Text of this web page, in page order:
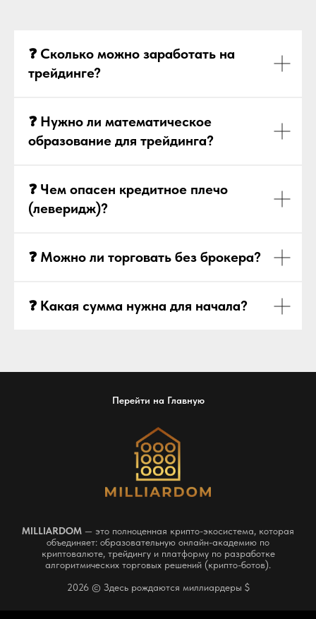
❓ Сколько можно заработать на
трейдинге?
❓ Нужно ли математическое
образование для трейдинга?
❓ Чем опасен кредитное плечо
(леверидж)?
❓ Можно ли торговать без брокера?
❓ Какая сумма нужна для начала?
Перейти на Главную
MILLIARDOM — это полноценная крипто-экосистема, которая
объединяет: образовательную онлайн-академию по
криптовалюте, трейдингу и платформу по разработке
алгоритмических торговых решений (крипто-ботов).
2026 © Здесь рождаются миллиардеры $